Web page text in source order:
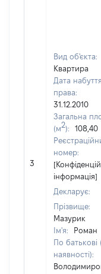
3
Вид об'єкта:
Квартира
Дата набуття
права:
31.12.2010
Загальна
(м2):
108,40
номер:
інформація]
Декларує:
Прізвище:
Мазурик
Ім'я:
Роман
По батькові
наявності):